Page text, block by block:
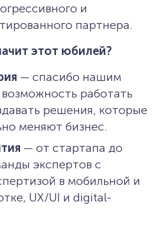
и
партнера.
этот юбилей?
— спасибо нашим
работать
решения, которые
меняют бизнес.
— от стартапа до
экспертов с
в мобильной и
UX/UI и digital-